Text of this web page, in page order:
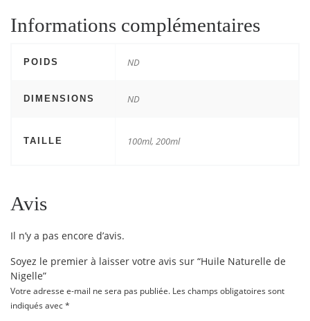
Informations complémentaires
POIDS ND
DIMENSIONS ND
TAILLE 100ml, 200ml
Avis
Il n’y a pas encore d’avis.
Soyez le premier à laisser votre avis sur “Huile Naturelle de
Nigelle”
Votre adresse e-mail ne sera pas publiée. Les champs obligatoires sont
indiqués avec*